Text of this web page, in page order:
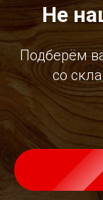
Не
Подберём
со